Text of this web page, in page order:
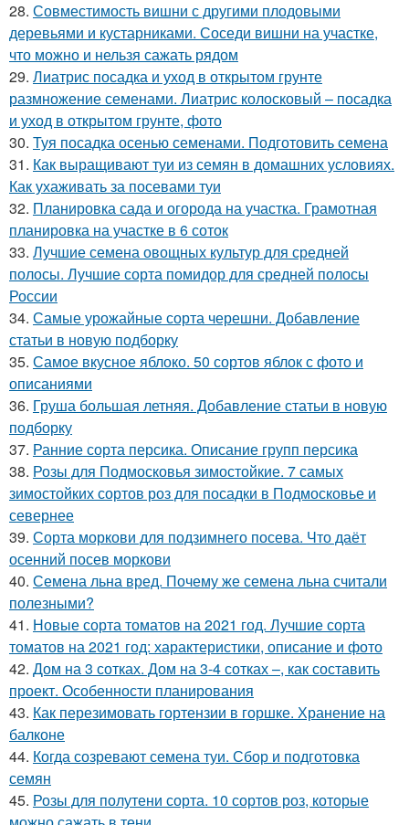
28. Совместимость вишни с другими плодовыми
деревьями и кустарниками. Соседи вишни на участке,
что можно и нельзя сажать рядом
29. Лиатрис посадка и уход в открытом грунте
размножение семенами. Лиатрис колосковый – посадка
и уход в открытом грунте, фото
30. Туя посадка осенью семенами. Подготовить семена
31. Как выращивают туи из семян в домашних условиях.
Как ухаживать за посевами туи
32. Планировка сада и огорода на участка. Грамотная
планировка на участке в 6 соток
33. Лучшие семена овощных культур для средней
полосы. Лучшие сорта помидор для средней полосы
России
34. Самые урожайные сорта черешни. Добавление
статьи в новую подборку
35. Самое вкусное яблоко. 50 сортов яблок с фото и
описаниями
36. Груша большая летняя. Добавление статьи в новую
подборку
37. Ранние сорта персика. Описание групп персика
38. Розы для Подмосковья зимостойкие. 7 самых
зимостойких сортов роз для посадки в Подмосковье и
севернее
39. Сорта моркови для подзимнего посева. Что даёт
осенний посев моркови
40. Семена льна вред. Почему же семена льна считали
полезными?
41. Новые сорта томатов на 2021 год. Лучшие сорта
томатов на 2021 год: характеристики, описание и фото
42. Дом на 3 сотках. Дом на 3-4 сотках –, как составить
проект. Особенности планирования
43. Как перезимовать гортензии в горшке. Хранение на
балконе
44. Когда созревают семена туи. Сбор и подготовка
семян
45. Розы для полутени сорта. 10 сортов роз, которые